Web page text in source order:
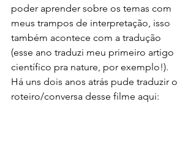
poder aprender sobre os temas com
meus trampos de interpretação, isso
também acontece com a tradução
(esse ano traduzi meu primeiro artigo
científico pra nature, por exemplo!).
Há uns dois anos atrás pude traduzir o
roteiro/conversa desse filme aqui: